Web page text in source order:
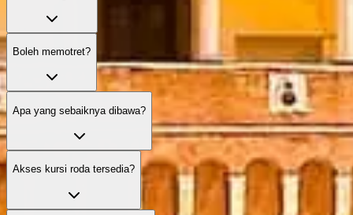
Boleh memotret?
Apa yang sebaiknya dibawa?
Akses kursi roda tersedia?